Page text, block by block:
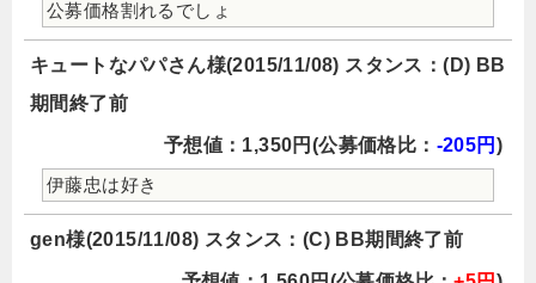
公募価格割れるでしょ
キュートなパパさん様(2015/11/08) スタンス：(D) BB
期間終了前
予想値：1,350円(公募価格比： -205円 )
伊藤忠は好き
gen様(2015/11/08) スタンス：(C) BB期間終了前